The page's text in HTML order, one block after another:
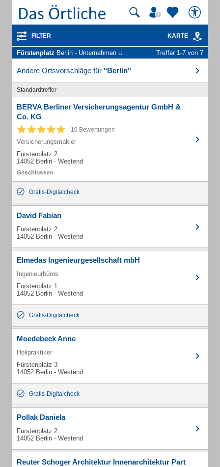
FILTER KARTE
Fürstenplatz Berlin - Unternehmen und Personen Treffer 1-7 von 7
Andere Ortsvorschläge für "Berlin"
Standardtreffer
BERVA Berliner Versicherungsagentur GmbH &
Co. KG
10 Bewertungen
Versicherungsmakler
Fürstenplatz 2
14052 Berlin - Westend
Gratis-Digitalcheck
David Fabian
Fürstenplatz 2
14052 Berlin - Westend
Elmedas Ingenieurgesellschaft mbH
Ingenieurbüros
Fürstenplatz 1
14052 Berlin - Westend
Gratis-Digitalcheck
Moedebeck Anne
Heilpraktiker
Fürstenplatz 3
14052 Berlin - Westend
Gratis-Digitalcheck
Pollak Daniela
Fürstenplatz 2
14052 Berlin - Westend
Reuter Schoger Architektur Innenarchitektur Part